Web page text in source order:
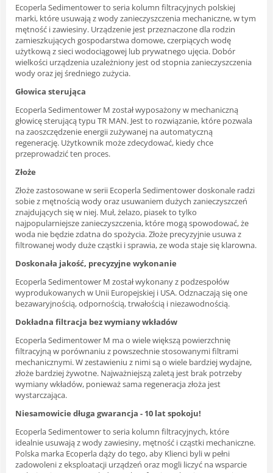
Ecoperla Sedimentower to seria kolumn filtracyjnych polskiej
marki, które usuwają z wody zanieczyszczenia mechaniczne, w tym
mętność i zawiesiny. Urządzenie jest przeznaczone dla rodzin
zamieszkujących gospodarstwa domowe, czerpiących wodę
użytkową z sieci wodociągowej lub prywatnego ujęcia. Dobór
wielkości urządzenia uzależniony jest od stopnia zanieczyszczenia
wody oraz jej średniego zużycia.
Głowica sterująca
Ecoperla Sedimentower M został wyposażony w mechaniczną
głowicę sterującą typu TR MAN. Jest to rozwiązanie, które pozwala
na zaoszczędzenie energii zużywanej na automatyczną
regenerację. Użytkownik może zdecydować, kiedy chce
przeprowadzić ten proces.
Złoże
Złoże zastosowane w serii Ecoperla Sedimentower doskonale radzi
sobie z mętnością wody oraz usuwaniem dużych zanieczyszczeń
znajdujących się w niej. Muł, żelazo, piasek to tylko
najpopularniejsze zanieczyszczenia, które mogą spowodować, że
woda nie będzie zdatna do spożycia. Złoże precyzyjnie usuwa z
filtrowanej wody duże cząstki i sprawia, ze woda staje się klarowna.
Doskonała jakość, precyzyjne wykonanie
Ecoperla Sedimentower M został wykonany z podzespołów
wyprodukowanych w Unii Europejskiej i USA. Odznaczają się one
bezawaryjnością, odpornością, trwałością i niezawodnością.
Dokładna filtracja bez wymiany wkładów
Ecoperla Sedimentower M ma o wiele większą powierzchnię
filtracyjną w porównaniu z powszechnie stosowanymi filtrami
mechanicznymi. W zestawieniu z nimi są o wiele bardziej wydajne,
złoże bardziej żywotne. Najważniejszą zaletą jest brak potrzeby
wymiany wkładów, ponieważ sama regeneracja złoża jest
wystarczająca.
Niesamowicie długa gwarancja - 10 lat spokoju!
Ecoperla Sedimentower to seria kolumn filtracyjnych, które
idealnie usuwają z wody zawiesiny, mętność i cząstki mechaniczne.
Polska marka Ecoperla dąży do tego, aby Klienci byli w pełni
zadowoleni z eksploatacji urządzeń oraz mogli liczyć na wsparcie